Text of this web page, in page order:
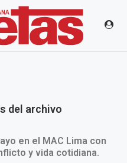
del archivo
en el MAC Lima con
y vida cotidiana.